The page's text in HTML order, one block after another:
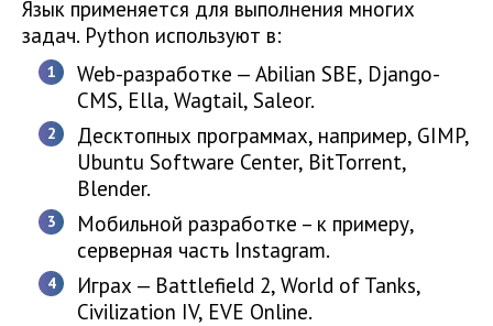
Язык применяется для выполнения многих
задач. Python используют в:
Web-разработке — Abilian SBE, Django-
CMS, Ella, Wagtail, Saleor.
Десктопных программах, например, GIMP,
Ubuntu Software Center, BitTorrent,
Blender.
Мобильной разработке – к примеру,
серверная часть Instagram.
Играх — Battlefield 2, World of Tanks,
Civilization IV, EVE Online.